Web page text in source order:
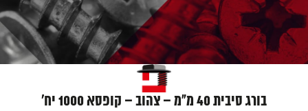
בורג סיבית 40 מ"מ – צהוב – קופסא 1000 יח'